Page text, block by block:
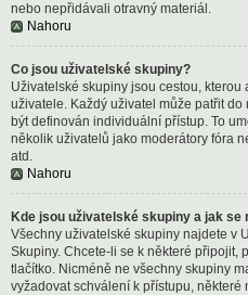
nebo nepřidávali otravný materiál.
Nahoru
Co jsou uživatelské skupiny?
Uživatelské skupiny jsou cestou,
uživatele. Každý uživatel může patřit
být definován individuální přístup. To
několik uživatelů jako moderátory fóra
atd.
Nahoru
Kde jsou uživatelské skupiny a jak se
Všechny uživatelské skupiny najdete v
Skupiny. Chcete-li se k některé připojit,
tlačítko. Nicméně ne všechny skupiny
vyžadovat schválení k přístupu,